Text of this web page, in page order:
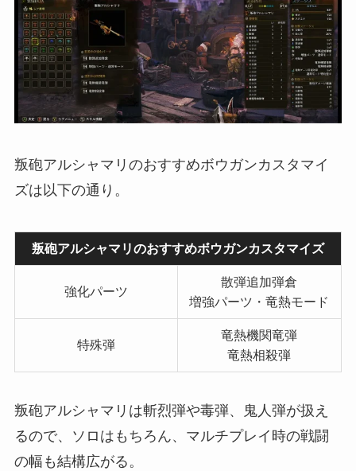
叛砲アルシャマリのおすすめボウガンカスタマイ
ズは以下の通り。
叛砲アルシャマリのおすすめボウガンカスタマイズ
強化パーツ
散弾追加弾倉
増強パーツ・竜熱モード
特殊弾
竜熱機関竜弾
竜熱相殺弾
叛砲アルシャマリは斬烈弾や毒弾、鬼人弾が扱え
るので、ソロはもちろん、マルチプレイ時の戦闘
の幅も結構広がる。